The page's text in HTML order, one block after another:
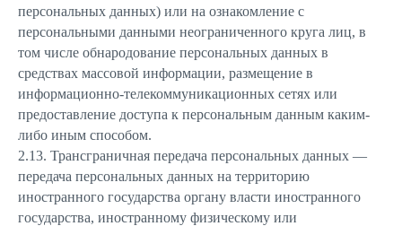
персональных данных) или на ознакомление с
персональными данными неограниченного круга лиц, в
том числе обнародование персональных данных в
средствах массовой информации, размещение в
информационно-телекоммуникационных сетях или
предоставление доступа к персональным данным каким-
либо иным способом.
2.13. Трансграничная передача персональных данных —
передача персональных данных на территорию
иностранного государства органу власти иностранного
государства, иностранному физическому или